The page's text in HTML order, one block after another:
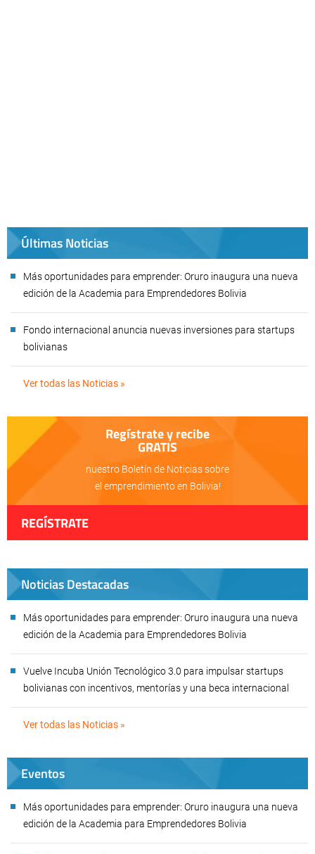
Últimas Noticias
Más oportunidades para emprender: Oruro inaugura una nueva
edición de la Academia para Emprendedores Bolivia
Fondo internacional anuncia nuevas inversiones para startups
bolivianas
Ver todas las Noticias »
Regístrate y recibe
GRATIS
nuestro Boletín de Noticias sobre
el emprendimiento en Bolivia!
REGÍSTRATE
Noticias Destacadas
Más oportunidades para emprender: Oruro inaugura una nueva
edición de la Academia para Emprendedores Bolivia
Vuelve Incuba Unión Tecnológico 3.0 para impulsar startups
bolivianas con incentivos, mentorías y una beca internacional
Ver todas las Noticias »
Eventos
Más oportunidades para emprender: Oruro inaugura una nueva
edición de la Academia para Emprendedores Bolivia